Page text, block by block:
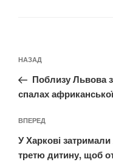
записів
Попередній
запис:
НАЗАД
Поблизу Львова
спалах
Наступний
запис
ВПЕРЕД
У Харкові затримали
третю дитину, щоб